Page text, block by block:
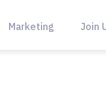
Marketing Join